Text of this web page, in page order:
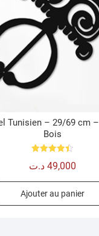
Tunisien – 29/69 cm
Bois
4.50
49,000 د.ت
Ajouter au panier